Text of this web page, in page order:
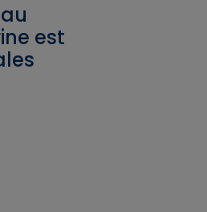
est